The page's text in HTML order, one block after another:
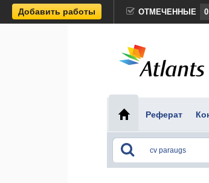
Добавить работы ОТМЕЧЕННЫЕ 0
Реферат